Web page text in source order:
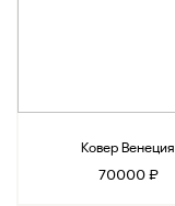
Ковер Венеция
70000 ₽